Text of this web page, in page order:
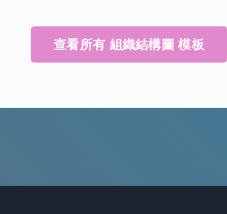
查看所有 組織結構圖 模板